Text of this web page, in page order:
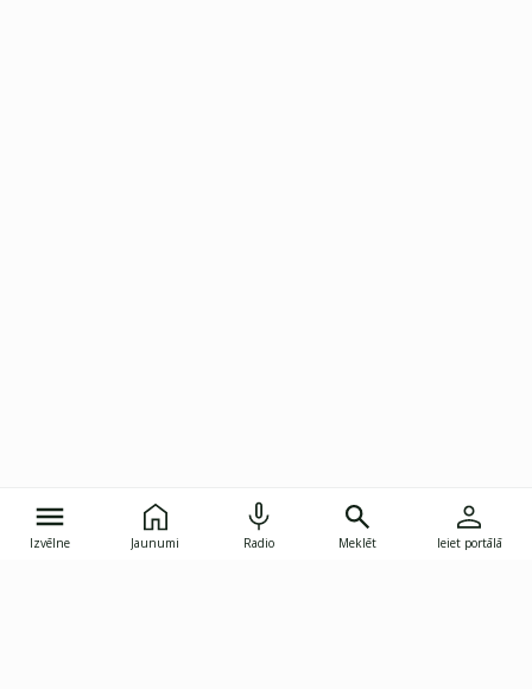
Izvēlne Jaunumi Radio Meklēt Ieiet portālā